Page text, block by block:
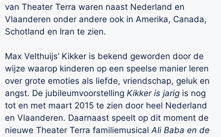
van Theater Terra waren naast Nederland en
Vlaanderen onder andere ook in Amerika, Canada,
Schotland en Iran te zien.
Max Velthuijs’ Kikker is bekend geworden door de
wijze waarop kinderen op een speelse manier leren
over grote emoties als liefde, vriendschap, geluk en
angst. De jubileumvoorstelling Kikker is jarig is nog
tot en met maart 2015 te zien door heel Nederland
en Vlaanderen. Daarnaast speelt op dit moment de
nieuwe Theater Terra familiemusicalAli Baba en de